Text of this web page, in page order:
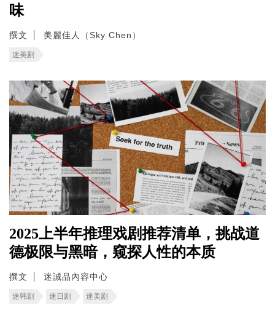
味
撰文 美麗佳人（Sky Chen）
迷美剧
2025上半年推理戏剧推荐清单，挑战道
德极限与黑暗，窥探人性的本质
撰文 迷誠品內容中心
迷韩剧 迷日剧 迷美剧